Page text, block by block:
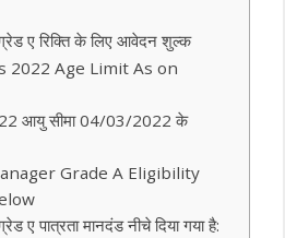
ए रिक्ति के लिए आवेदन शुल्क
2022 Age Limit As on
आयु सीमा 04/03/2022 के
Grade A Eligibility
ए पात्रता मानदंड नीचे दिया गया है: